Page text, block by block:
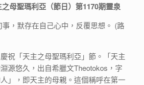
母聖瑪利亞（節日）第1170期靈泉
，默存在自己心中，反覆思想。 (路
祝「天主之母聖瑪利亞」節。「天主
源悠久，出自希臘文Theotokos，字
」，即天主的母親。這個稱呼在第一